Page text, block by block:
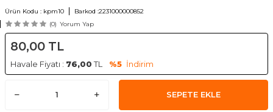
Ürün Kodu : kpm10 Barkod :2231000000852
(0) Yorum Yap
80,00 TL
Havale Fiyatı : 76,00TL %5 İndirim
SEPETE EKLE